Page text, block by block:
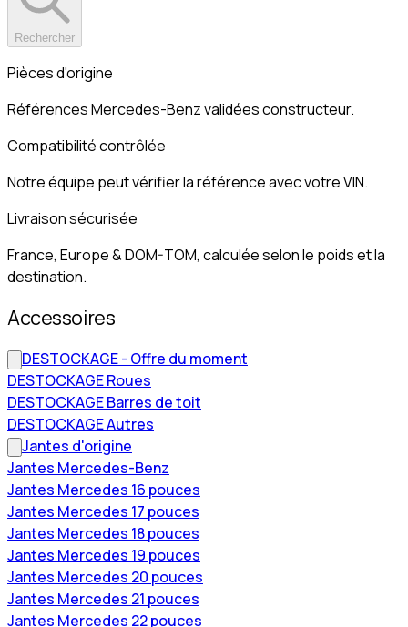
Rechercher
Pièces d'origine
Références Mercedes-Benz validées constructeur.
Compatibilité contrôlée
Notre équipe peut vérifier la référence avec votre VIN.
Livraison sécurisée
France, Europe & DOM-TOM, calculée selon le poids et la
destination.
Accessoires
DESTOCKAGE - Offre du moment
DESTOCKAGE Roues
DESTOCKAGE Barres de toit
DESTOCKAGE Autres
Jantes d'origine
Jantes Mercedes-Benz
Jantes Mercedes 16 pouces
Jantes Mercedes 17 pouces
Jantes Mercedes 18 pouces
Jantes Mercedes 19 pouces
Jantes Mercedes 20 pouces
Jantes Mercedes 21 pouces
Jantes Mercedes 22 pouces